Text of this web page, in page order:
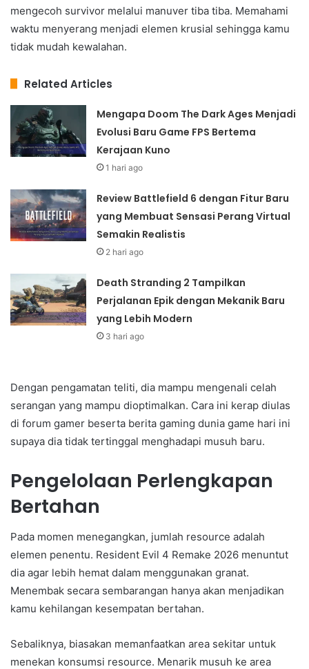
mengecoh survivor melalui manuver tiba tiba. Memahami
waktu menyerang menjadi elemen krusial sehingga kamu
tidak mudah kewalahan.
Related Articles
Mengapa Doom The Dark Ages Menjadi
Evolusi Baru Game FPS Bertema
Kerajaan Kuno
1 hari ago
Review Battlefield 6 dengan Fitur Baru
yang Membuat Sensasi Perang Virtual
Semakin Realistis
2 hari ago
Death Stranding 2 Tampilkan
Perjalanan Epik dengan Mekanik Baru
yang Lebih Modern
3 hari ago
Dengan pengamatan teliti, dia mampu mengenali celah
serangan yang mampu dioptimalkan. Cara ini kerap diulas
di forum gamer beserta berita gaming dunia game hari ini
supaya dia tidak tertinggal menghadapi musuh baru.
Pengelolaan Perlengkapan
Bertahan
Pada momen menegangkan, jumlah resource adalah
elemen penentu. Resident Evil 4 Remake 2026 menuntut
dia agar lebih hemat dalam menggunakan granat.
Menembak secara sembarangan hanya akan menjadikan
kamu kehilangan kesempatan bertahan.
Sebaliknya, biasakan memanfaatkan area sekitar untuk
menekan konsumsi resource. Menarik musuh ke area